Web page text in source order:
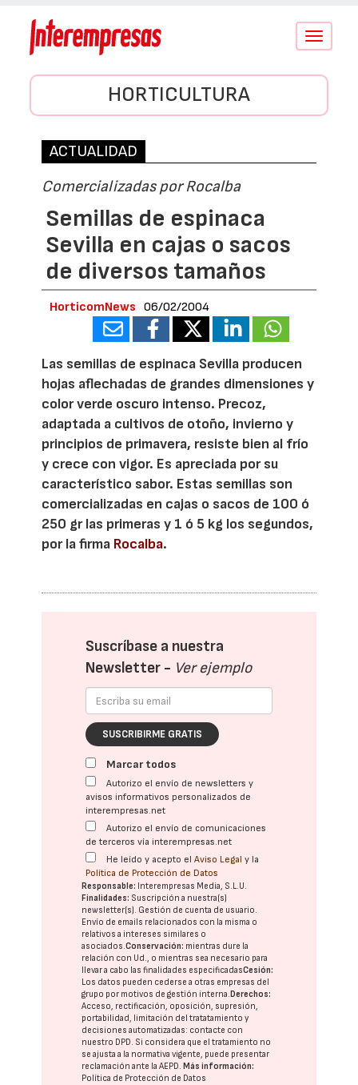
Conmutar
HORTICULTURA
ACTUALIDAD
Comercializadas por Rocalba
Semillas de espinaca
Sevilla en cajas o sacos
de diversos tamaños
HorticomNews 06/02/2004
Las semillas de espinaca Sevilla producen
hojas aflechadas de grandes dimensiones y
color verde oscuro intenso. Precoz,
adaptada a cultivos de otoño, invierno y
principios de primavera, resiste bien al frío
y crece con vigor. Es apreciada por su
característico sabor. Estas semillas son
comercializadas en cajas o sacos de 100 ó
250 gr las primeras y 1 ó 5 kg los segundos,
por la firma Rocalba.
Suscríbase a nuestra
Newsletter - Ver ejemplo
SUSCRIBIRME GRATIS
Marcar todos
Autorizo el envío de newsletters y
avisos informativos personalizados de
interempresas.net
Autorizo el envío de comunicaciones
de terceros vía interempresas.net
He leído y acepto elAviso Legal y la
Política de Protección de Datos
Responsable: Interempresas Media, S.L.U.
Finalidades: Suscripción a nuestra(s)
newsletter(s). Gestión de cuenta de usuario.
Envío de emails relacionados con la misma o
relativos a intereses similares o
asociados.Conservación: mientras dure la
relación con Ud., o mientras sea necesario para
llevar a cabo las finalidades especificadasCesión:
Los datos pueden cederse a otras empresas del
grupo por motivos de gestión interna. Derechos:
Acceso, rectificación, oposición, supresión,
portabilidad, limitación del tratatamiento y
decisiones automatizadas: contacte con
nuestro DPD. Si considera que el tratamiento no
se ajusta a la normativa vigente, puede presentar
reclamación ante laAEPD. Más información:
Política de Protección de Datos